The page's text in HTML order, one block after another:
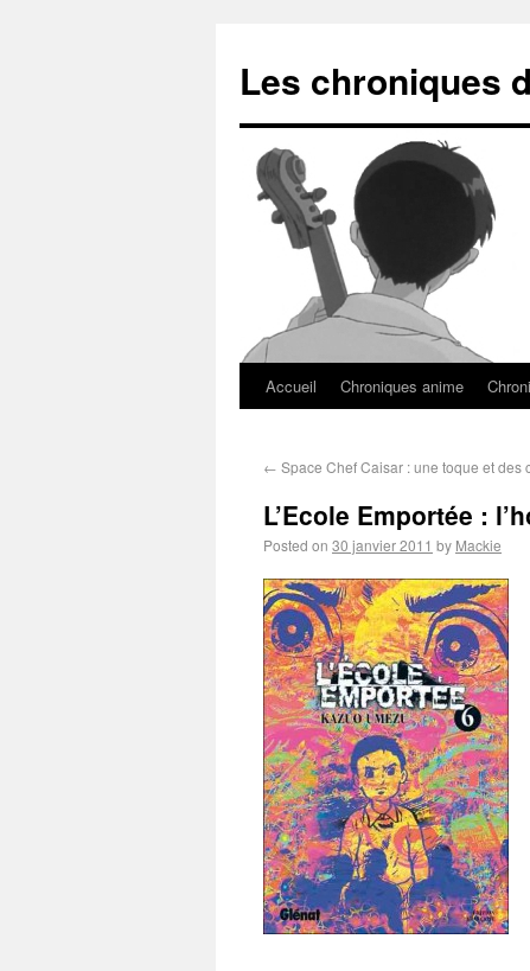
Les chroniques
Accueil Chroniques anime
← Space Chef Caisar : une toque et des
L’Ecole Emportée :
Posted on 30 janvier 2011 by Mackie